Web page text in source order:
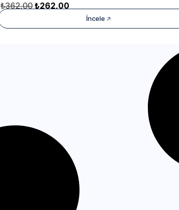
₺362,00 ₺262,00
İncele